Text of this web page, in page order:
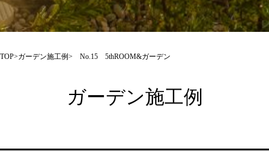
TOP>ガーデン施工例> No.15 5thROOM&ガーデン
ガーデン施工例